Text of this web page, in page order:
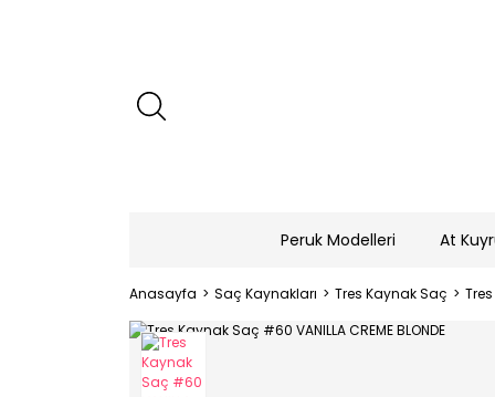
Peruk Modelleri At
Anasayfa Saç Kaynakları Tres Kaynak Saç